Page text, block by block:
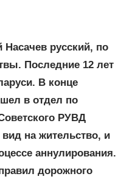
русский, по
Последние 12 лет
В конце
в отдел по
РУВД
на жительство, и
аннулирования.
дорожного